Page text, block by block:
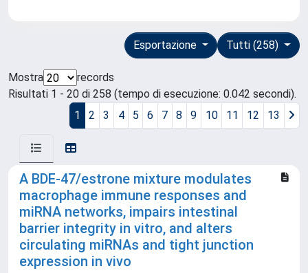
Tutti (258)
Esportazione
Mostra
records
Risultati 1 - 20 di 258 (tempo di esecuzione: 0.042 secondi).
1
2 3 4 5 6 7 8 9 10 11 12 13
A BDE-47/estrone mixture modulates
macrophage immune responses and
miRNA networks, impairs intestinal
barrier integrity in vitro, and alters
circulating miRNAs and tight junction
expression in vivo